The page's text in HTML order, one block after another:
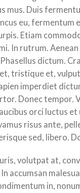
mus. Duis
eu, fermentum
Etiam
In rutrum.
dictum.
tristique et,
imperdiet
Donec tempor.
orci luctus
risus ante,
sed, libero.
volutpat at,
accumsan
in,